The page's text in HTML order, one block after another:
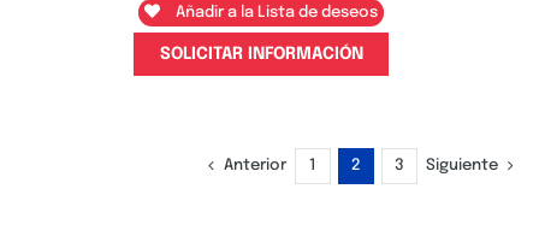
Añadir a la Lista de deseos
SOLICITAR INFORMACIÓN
Anterior 1 2 3 Siguiente